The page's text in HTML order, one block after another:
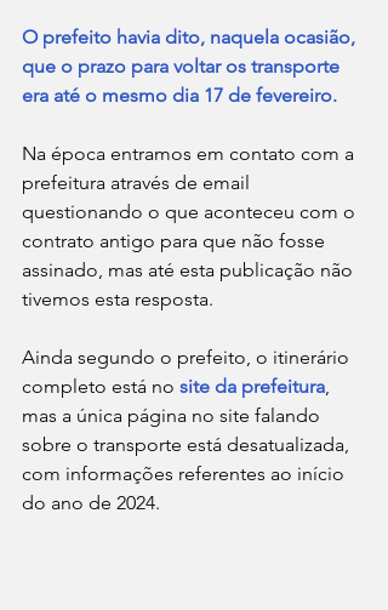
O prefeito havia dito, naquela ocasião,
que o prazo para voltar os transporte
era até o mesmo dia 17 de fevereiro.
Na época entramos em contato com a
prefeitura através de email
questionando o que aconteceu com o
contrato antigo para que não fosse
assinado, mas até esta publicação não
tivemos esta resposta.
Ainda segundo o prefeito, o itinerário
completo está no site da prefeitura,
mas a única página no site falando
sobre o transporte está desatualizada,
com informações referentes ao início
do ano de 2024.